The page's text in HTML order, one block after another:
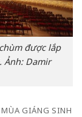
được lắp
Ảnh: Damir
GIÁNG SINH